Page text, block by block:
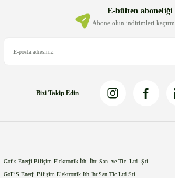
Ürün bilgilerinde hatalar bulunuyor.
Ürün fiyatı diğer sitelerden daha pahalı.
E-bülten aboneliği
Abone olun indirimleri
Bizi Takip Edin
Gofis Enerji Bilişim Elektronik İth. İhr. San. ve Tic. Ltd. Şti.
GoFiS Enerji Bilişim Elektronik Ith.Ihr.San.Tic.Ltd.Sti.